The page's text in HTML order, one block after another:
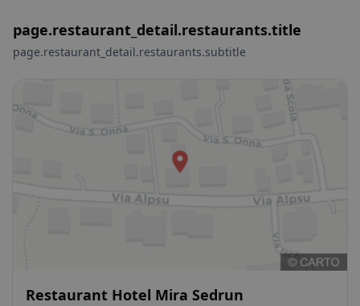
page.restaurant_detail.restaurants.title
page.restaurant_detail.restaurants.subtitle
Restaurant Hotel Mira Sedrun